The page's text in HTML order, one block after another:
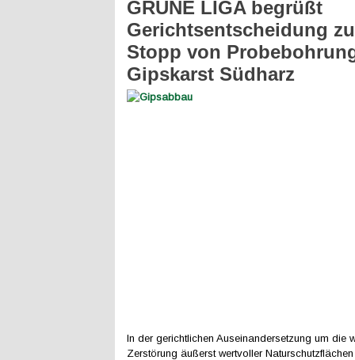
GRÜNE LIGA begrüßt
Gerichtsentscheidung
Stopp von
Gipskarst Südharz
In der gerichtlichen Auseinandersetzung um die
Zerstörung äußerst wertvoller